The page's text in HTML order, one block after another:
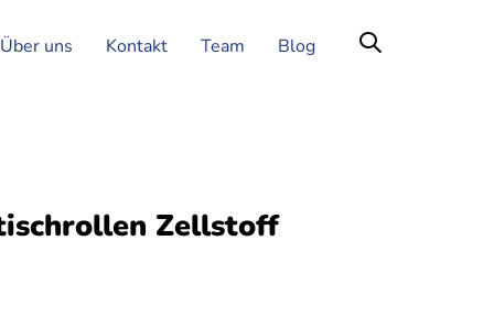
Über uns Kontakt Team Blog
Zellstoff